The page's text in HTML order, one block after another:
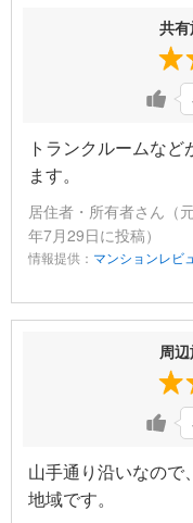
共
トランクルームな
ます。
居住者・所有者さん（
年7月29日に投稿）
情報提供： マンションレビ
周
山手通り沿いなので
地域です。